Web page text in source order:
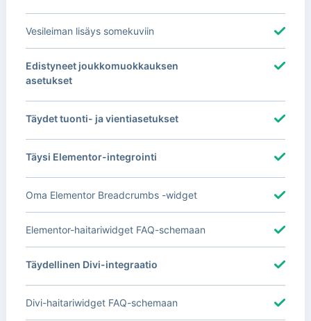
Vesileiman lisäys somekuviin
Edistyneet joukkomuokkauksen
asetukset
Täydet tuonti- ja vientiasetukset
Täysi Elementor-integrointi
Oma Elementor Breadcrumbs -widget
Elementor-haitariwidget FAQ-schemaan
Täydellinen Divi-integraatio
Divi-haitariwidget FAQ-schemaan